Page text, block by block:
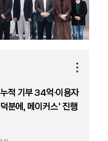
적 기부 34억·이용자
분에, 메이커스’ 진행